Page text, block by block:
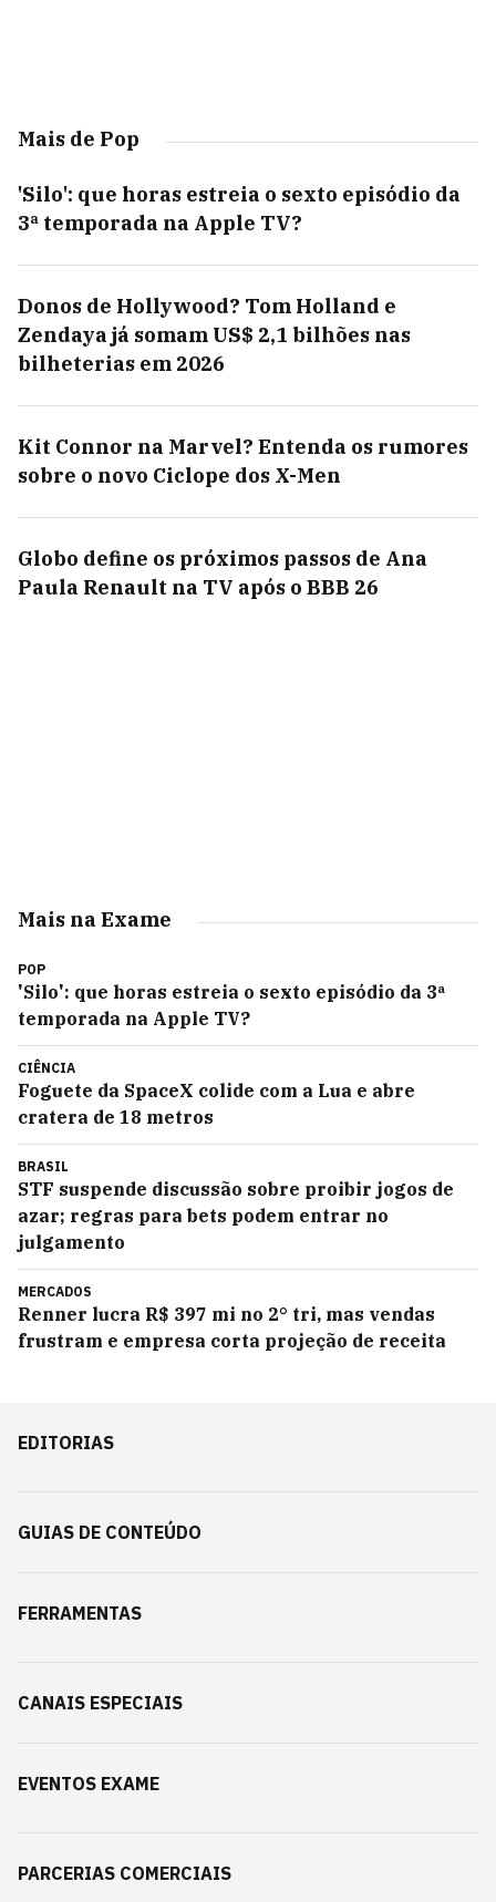
Mais de Pop
'Silo': que horas estreia o sexto episódio da
3ª temporada na Apple TV?
Donos de Hollywood? Tom Holland e
Zendaya já somam US$ 2,1 bilhões nas
bilheterias em 2026
Kit Connor na Marvel? Entenda os rumores
sobre o novo Ciclope dos X-Men
Globo define os próximos passos de Ana
Paula Renault na TV após o BBB 26
Mais na Exame
POP
'Silo': que horas estreia o sexto episódio da 3ª
temporada na Apple TV?
CIÊNCIA
Foguete da SpaceX colide com a Lua e abre
cratera de 18 metros
BRASIL
STF suspende discussão sobre proibir jogos de
azar; regras para bets podem entrar no
julgamento
MERCADOS
Renner lucra R$ 397 mi no 2° tri, mas vendas
frustram e empresa corta projeção de receita
EDITORIAS
GUIAS DE CONTEÚDO
FERRAMENTAS
CANAIS ESPECIAIS
EVENTOS EXAME
PARCERIAS COMERCIAIS